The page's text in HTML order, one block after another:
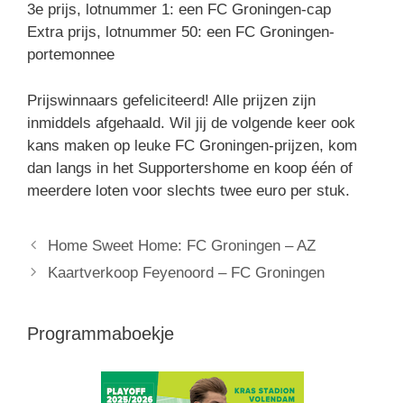
3e prijs, lotnummer 1: een FC Groningen-cap
Extra prijs, lotnummer 50: een FC Groningen-
portemonnee
Prijswinnaars gefeliciteerd! Alle prijzen zijn
inmiddels afgehaald. Wil jij de volgende keer ook
kans maken op leuke FC Groningen-prijzen, kom
dan langs in het Supportershome en koop één of
meerdere loten voor slechts twee euro per stuk.
Home Sweet Home: FC Groningen – AZ
Kaartverkoop Feyenoord – FC Groningen
Programmaboekje